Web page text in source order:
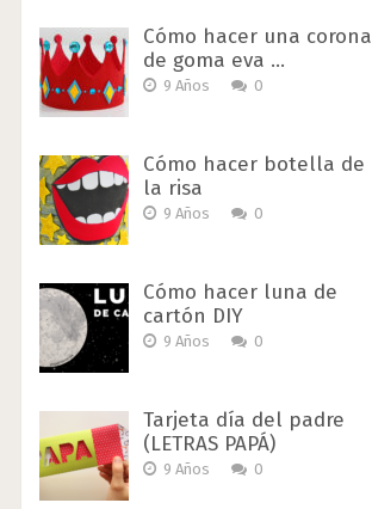
Cómo hacer una corona
de goma eva …
9 Años 0
Cómo hacer botella de
la risa
9 Años 0
Cómo hacer luna de
cartón DIY
9 Años 0
Tarjeta día del padre
(LETRAS PAPÁ)
9 Años 0